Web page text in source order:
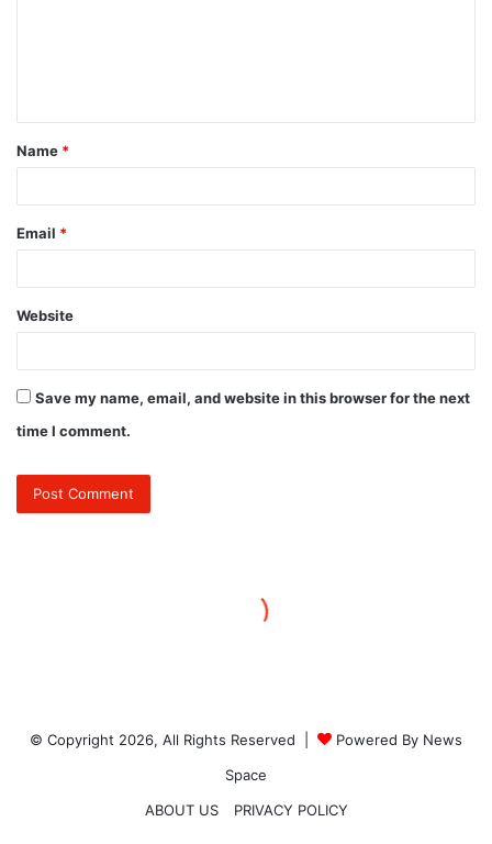
© Copyright 2026, All Rights Reserved |
Powered By News
Space
ABOUT US
PRIVACY POLICY